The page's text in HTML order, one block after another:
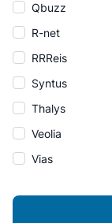
Qbuzz
R-net
RRReis
Syntus
Thalys
Veolia
Vias